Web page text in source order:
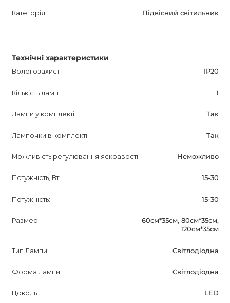
Категорія Підвісний світильник
Технічні характеристики
Вологозахист IP20
Кількість ламп 1
Лампи у комплекті Так
Лампочки в комплекті Так
Можливість регулювання яскравості Неможливо
Потужність, Вт 15-30
Потужність: 15-30
Размер
60см*35см, 80см*35см,
120см*35см
Тип Лампи Світлодіодна
Форма лампи Світлодіодна
Цоколь LED